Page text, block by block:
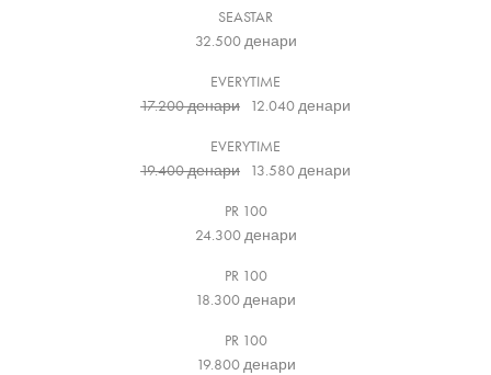
SEASTAR
32.500денари
EVERYTIME
17.200денари 12.040денари
EVERYTIME
19.400денари 13.580денари
PR 100
24.300денари
PR 100
18.300денари
PR 100
19.800денари